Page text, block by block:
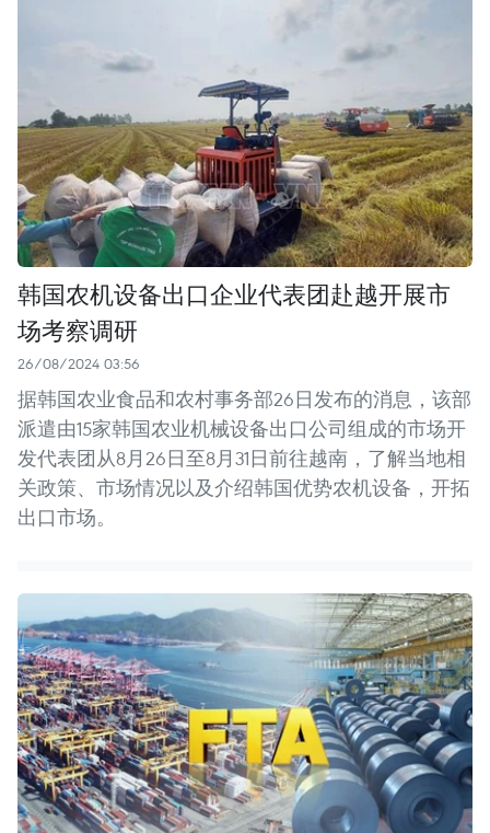
韩国农机设备出口企业代表团赴越开展市
场考察调研
26/08/2024 03:56
据韩国农业食品和农村事务部26日发布的消息，该部
派遣由15家韩国农业机械设备出口公司组成的市场开
发代表团从8月26日至8月31日前往越南，了解当地相
关政策、市场情况以及介绍韩国优势农机设备，开拓
出口市场。